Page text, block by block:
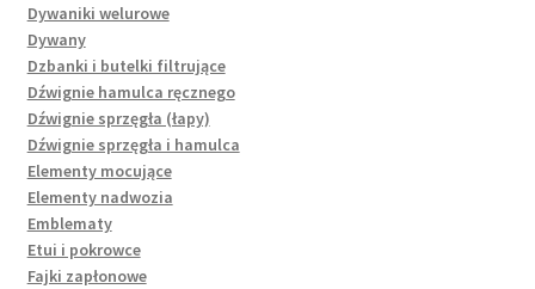
Dywaniki welurowe
Dywany
Dzbanki i butelki filtrujące
Dźwignie hamulca ręcznego
Dźwignie sprzęgła (łapy)
Dźwignie sprzęgła i hamulca
Elementy mocujące
Elementy nadwozia
Emblematy
Etui i pokrowce
Fajki zapłonowe